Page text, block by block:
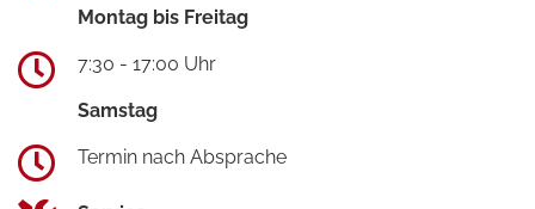
Montag bis Freitag
7:30 - 17:00 Uhr
Samstag
Termin nach Absprache